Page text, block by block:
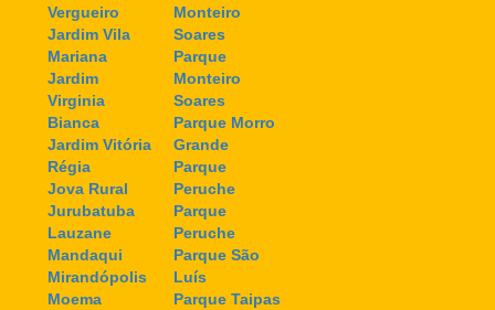
Vergueiro
Jardim Vila
Mariana
Jardim
Virginia
Bianca
Jardim Vitória
Régia
Jova Rural
Jurubatuba
Lauzane
Mandaqui
Mirandópolis
Moema
Monteiro
Soares
Parque
Monteiro
Soares
Parque Morro
Grande
Parque
Peruche
Parque
Peruche
Parque São
Luís
Parque Taipas